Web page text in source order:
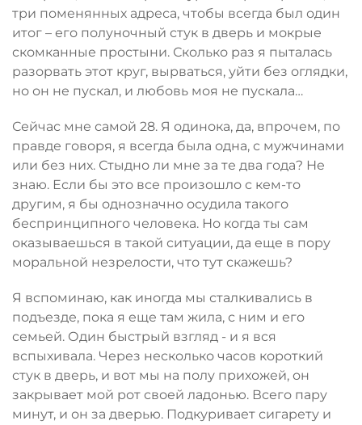
три поменянных адреса, чтобы всегда был один
итог – его полуночный стук в дверь и мокрые
скомканные простыни. Сколько раз я пыталась
разорвать этот круг, вырваться, уйти без оглядки,
но он не пускал, и любовь моя не пускала…
Сейчас мне самой 28. Я одинока, да, впрочем, по
правде говоря, я всегда была одна, с мужчинами
или без них. Стыдно ли мне за те два года? Не
знаю. Если бы это все произошло с кем-то
другим, я бы однозначно осудила такого
беспринципного человека. Но когда ты сам
оказываешься в такой ситуации, да еще в пору
моральной незрелости, что тут скажешь?
Я вспоминаю, как иногда мы сталкивались в
подъезде, пока я еще там жила, с ним и его
семьей. Один быстрый взгляд - и я вся
вспыхивала. Через несколько часов короткий
стук в дверь, и вот мы на полу прихожей, он
закрывает мой рот своей ладонью. Всего пару
минут, и он за дверью. Подкуривает сигарету и